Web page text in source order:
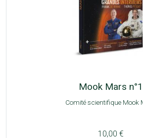
Mook Mars n°1
Comité scientifique Mook
10,00 €